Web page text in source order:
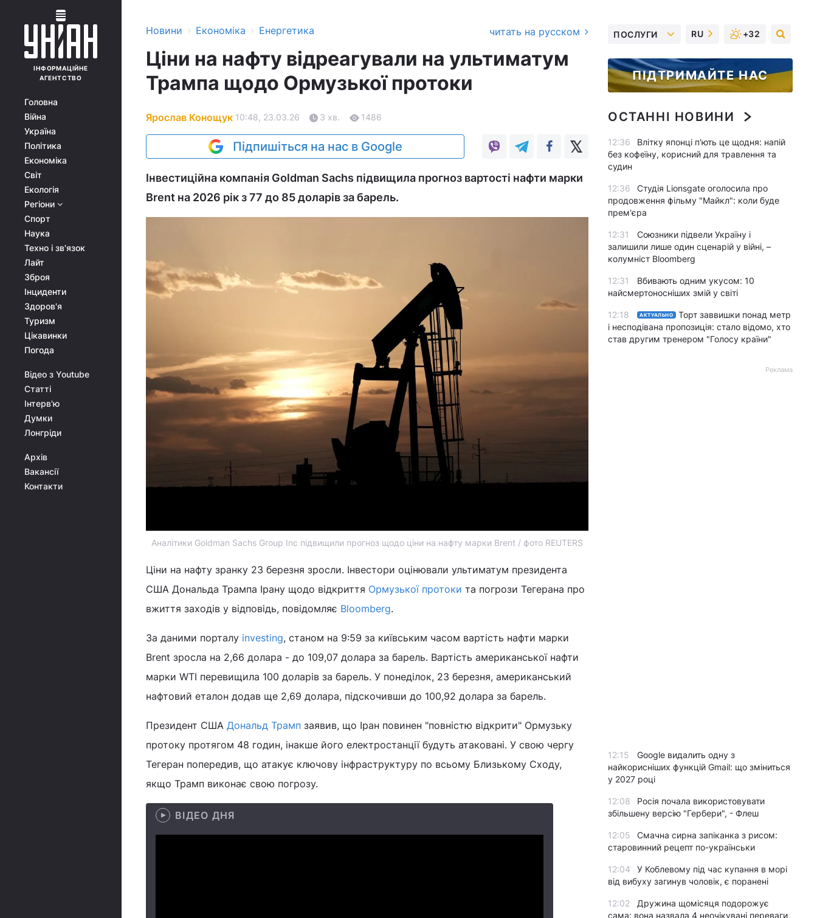
ІНФОРМАЦІЙНЕ
АГЕНТСТВО
Головна
Війна
Україна
Політика
Економіка
Світ
Екологія
Регіони
Спорт
Наука
Техно і зв'язок
Лайт
Зброя
Інциденти
Здоров'я
Туризм
Цікавинки
Погода
Відео з Youtube
Статті
Інтерв'ю
Думки
Лонгріди
Архів
Вакансії
Контакти
Новини › Економіка › Енергетика читать на русском
Ціни на нафту відреагували на ультиматум
Трампа щодо Ормузької протоки
Ярослав Конощук 10:48, 23.03.26 3 хв. 1486
Підпишіться на нас в Google
Інвестиційна компанія Goldman Sachs підвищила прогноз вартості нафти марки
Brent на 2026 рік з 77 до 85 доларів за барель.
Аналітики Goldman Sachs Group Inc підвищили прогноз щодо ціни на нафту марки Brent / фото REUTERS
Ціни на нафту зранку 23 березня зросли. Інвестори оцінювали ультиматум президента
США Дональда Трампа Ірану щодо відкриття Ормузької протоки та погрози Тегерана про
вжиття заходів у відповідь, повідомляє Bloomberg.
За даними порталу investing, станом на 9:59 за київським часом вартість нафти марки
Brent зросла на 2,66 долара - до 109,07 долара за барель. Вартість американської нафти
марки WTI перевищила 100 доларів за барель. У понеділок, 23 березня, американський
нафтовий еталон додав ще 2,69 долара, підскочивши до 100,92 долара за барель.
Президент США Дональд Трамп заявив, що Іран повинен "повністю відкрити" Ормузьку
протоку протягом 48 годин, інакше його електростанції будуть атаковані. У свою чергу
Тегеран попередив, що атакує ключову інфраструктуру по всьому Близькому Сходу,
якщо Трамп виконає свою погрозу.
ВІДЕО ДНЯ
ПОСЛУГИ RU +32
ПІДТРИМАЙТЕ НАС
ОСТАННІ НОВИНИ
12:36
Влітку японці п'ють це щодня: напій
без кофеїну, корисний для травлення та
судин
12:36
Студія Lionsgate оголосила про
продовження фільму "Майкл": коли буде
прем'єра
12:31
Союзники підвели Україну і
залишили лише один сценарій у війні, –
колумніст Bloomberg
12:31
Вбивають одним укусом: 10
найсмертоносніших змій у світі
12:18 АКТУАЛЬНО
Торт заввишки понад метр
і несподівана пропозиція: стало відомо, хто
став другим тренером "Голосу країни"
Реклама
12:15
Google видалить одну з
найкорисніших функцій Gmail: що зміниться
у 2027 році
12:08
Росія почала використовувати
збільшену версію "Гербери", - Флеш
12:05
Смачна сирна запіканка з рисом:
старовинний рецепт по-українськи
12:04
У Коблевому під час купання в морі
від вибуху загинув чоловік, є поранені
12:02
Дружина щомісяця подорожує
сама: вона назвала 4 неочікувані переваги